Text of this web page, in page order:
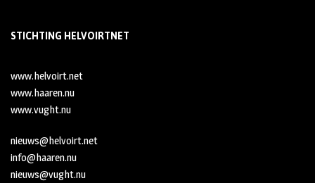
STICHTING HELVOIRTNET
www.helvoirt.net
www.haaren.nu
www.vught.nu
nieuws@helvoirt.net
info@haaren.nu
nieuws@vught.nu